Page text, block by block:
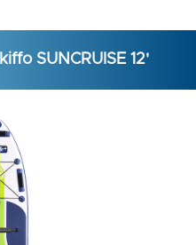
SUNCRUISE 12'